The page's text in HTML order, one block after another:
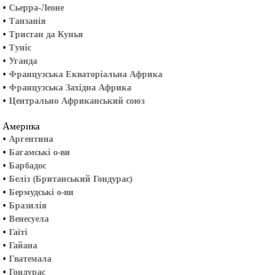
• Сьерра-Леоне
• Танзанія
• Тристан да Кунья
• Туніс
• Уганда
• Французська Екваторіальна Африка
• Французська Західна Африка
• Центрально Африканський союз
Америка
• Аргентина
• Багамські о-ви
• Барбадос
• Беліз (Британський Гондурас)
• Бермудські о-ви
• Бразилія
• Венесуела
• Гаїті
• Гайана
• Гватемала
• Гондурас